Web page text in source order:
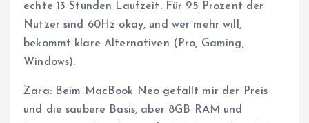
echte 13 Stunden Laufzeit. Für 95 Prozent der
Nutzer sind 60Hz okay, und wer mehr will,
bekommt klare Alternativen (Pro, Gaming,
Windows).
Zara: Beim MacBook Neo gefällt mir der Preis
und die saubere Basis, aber 8GB RAM und